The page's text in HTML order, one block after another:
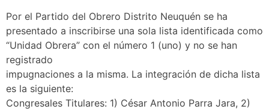
Por el Partido del Obrero Distrito Neuquén se ha
presentado a inscribirse una sola lista identificada como
“Unidad Obrera” con el número 1 (uno) y no se han
registrado
impugnaciones a la misma. La integración de dicha lista
es la siguiente:
Congresales Titulares: 1) César Antonio Parra Jara, 2)